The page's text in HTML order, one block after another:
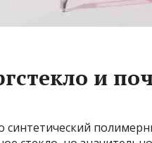
и
синтетический